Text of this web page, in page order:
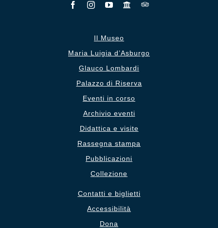
Il Museo
Maria Luigia d’Asburgo
Glauco Lombardi
Palazzo di Riserva
Eventi in corso
Archivio eventi
Didattica e visite
Rassegna stampa
Pubblicazioni
Collezione
Contatti e biglietti
Accessibilità
Dona